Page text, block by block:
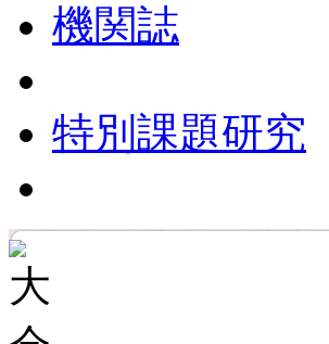
機関誌
特別課題研究